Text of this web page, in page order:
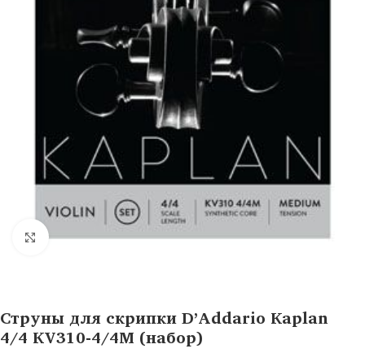
Нажмите, чтобы увеличить
Струны для скрипки D’Addario Kaplan
4/4 KV310-4/4M (набор)